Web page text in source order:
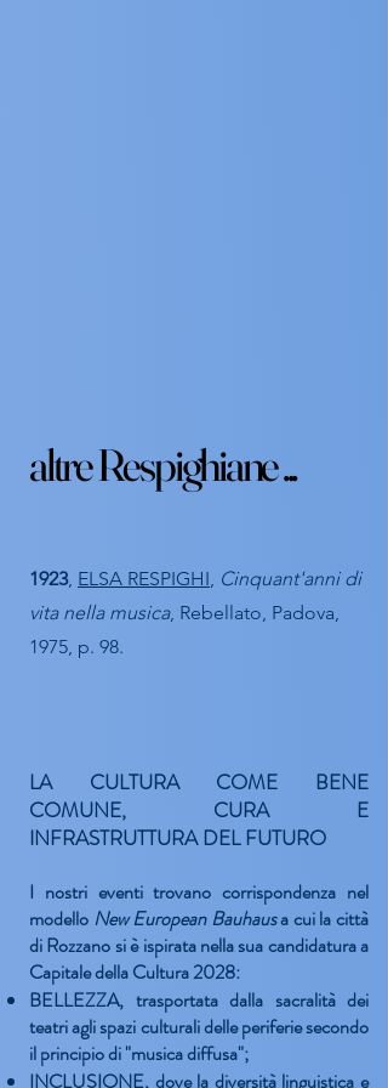
altre Respighiane ...
altre Respighiane ...
1923, ELSA RESPIGHI, Cinquant'anni di
vita nella musica, Rebellato, Padova,
1975, p. 98.
LA CULTURA COME BENE
COMUNE, CURA E
INFRASTRUTTURA DEL FUTURO
I nostri eventi trovano corrispondenza nel
modello New European Bauhausa cui la città
di Rozzano si è ispirata nella sua candidatura a
Capitale della Cultura 2028:
BELLEZZA, trasportata dalla sacralità dei
teatri agli spazi culturali delle periferie secondo
il principio di "musica diffusa";
INCLUSIONE, dove la diversità linguistica e